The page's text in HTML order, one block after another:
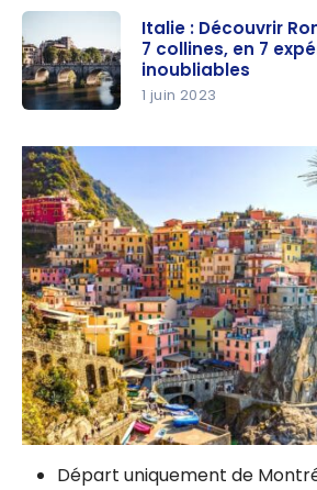
voyage |
Itinéraires
et
ables
Découvrir
Rome, la
Ville aux 7
collines, en
7
expérience
s
inoubliable
s
Italie : Découvrir
7 collines, en 7
inoubliables
1 juin 2023
Départ uniquement de